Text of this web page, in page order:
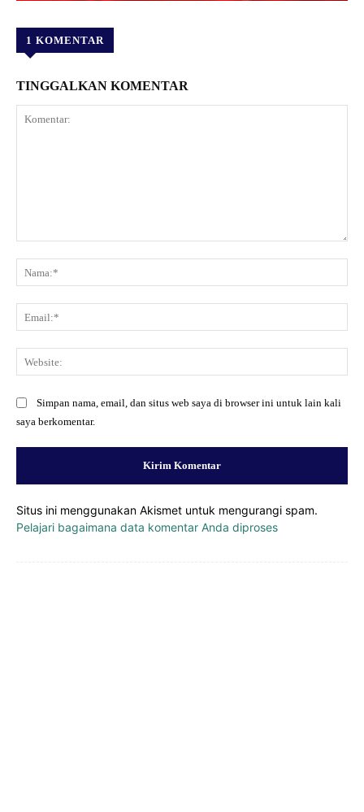
1 KOMENTAR
TINGGALKAN KOMENTAR
Simpan nama, email, dan situs web saya di browser ini untuk lain kali
saya berkomentar.
Situs ini menggunakan Akismet untuk mengurangi spam.
Pelajari bagaimana data komentar Anda diproses